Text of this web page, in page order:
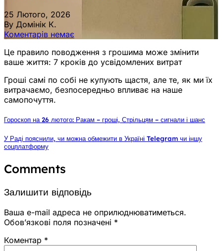
25 Лютого, 2026
By Домінік К.
Коментарів немає
Це правило поводження з грошима може змінити
ваше життя: 7 кроків до усвідомлених витрат
Гроші самі по собі не купують щастя, але те, як ми їх
витрачаємо, безпосередньо впливає на наше
самопочуття.
Гороскоп на 26 лютого: Ракам – гроші, Стрільцям – сигнали і шанс
У Раді пояснили, чи можна обмежити в Україні Telegram чи іншу
соцплатформу
Comments
Залишити відповідь
Ваша e-mail адреса не оприлюднюватиметься.
Обов’язкові поля позначені *
Коментар *